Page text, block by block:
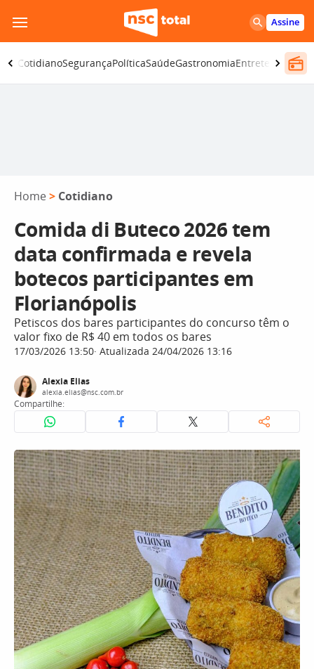
para
o
conteúdo
Assine
CotidianoSegurançaPolíticaSaúdeGastronomiaEntretenimento
Home > Cotidiano
Comida di Buteco 2026 tem
data confirmada e revela
botecos participantes em
Florianópolis
Petiscos dos bares participantes do concurso têm o
valor fixo de R$ 40 em todos os bares
17/03/2026 13:50 Atualizada 24/04/2026 13:16
Alexia Elias
alexia.elias@nsc.com.br
Compartilhe: